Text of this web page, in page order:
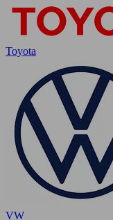
Toyota
VW